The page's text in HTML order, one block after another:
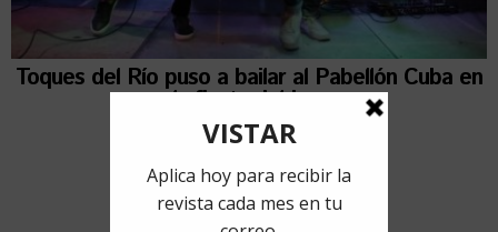
Toques del Río puso a bailar al Pabellón Cuba en
la fiesta del jazz
18 enero, 2019 porMilene Aguilera